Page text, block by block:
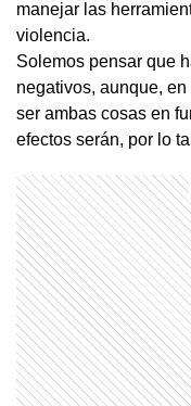
manejar las
violencia.
Solemos pensar que
negativos, aunque,
ser ambas cosas en
efectos serán, por lo